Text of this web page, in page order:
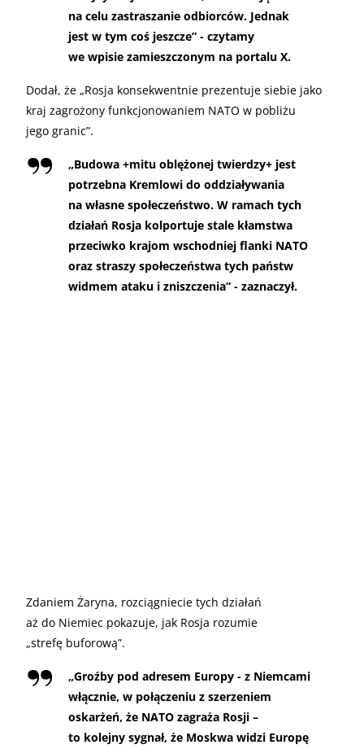
na celu zastraszanie odbiorców. Jednak
jest w tym coś jeszcze” - czytamy
we wpisie zamieszczonym na portalu X.
Dodał, że „Rosja konsekwentnie prezentuje siebie jako
kraj zagrożony funkcjonowaniem NATO w pobliżu
jego granic”.
„Budowa +mitu oblężonej twierdzy+ jest
potrzebna Kremlowi do oddziaływania
na własne społeczeństwo. W ramach tych
działań Rosja kolportuje stale kłamstwa
przeciwko krajom wschodniej flanki NATO
oraz straszy społeczeństwa tych państw
widmem ataku i zniszczenia” - zaznaczył.
Zdaniem Żaryna, rozciągniecie tych działań
aż do Niemiec pokazuje, jak Rosja rozumie
„strefę buforową”.
„Groźby pod adresem Europy - z Niemcami
włącznie, w połączeniu z szerzeniem
oskarżeń, że NATO zagraża Rosji –
to kolejny sygnał, że Moskwa widzi Europę